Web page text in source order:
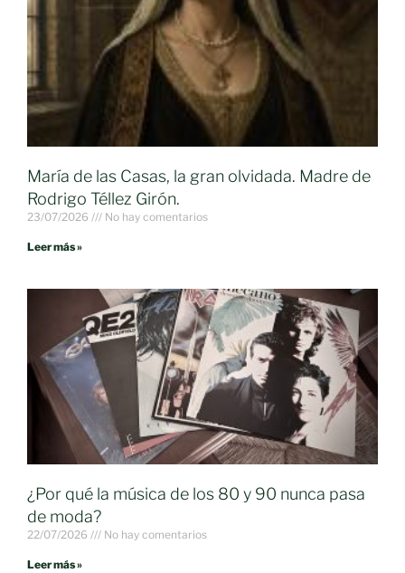
María de las Casas, la gran olvidada. Madre de
Rodrigo Téllez Girón.
23/07/2026 No hay comentarios
Leer más »
¿Por qué la música de los 80 y 90 nunca pasa
de moda?
22/07/2026 No hay comentarios
Leer más »